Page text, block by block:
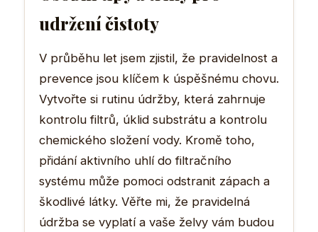
udržení čistoty
V průběhu let jsem zjistil, že pravidelnost a
prevence jsou klíčem k úspěšnému chovu.
Vytvořte si rutinu údržby, která zahrnuje
kontrolu filtrů, úklid substrátu a kontrolu
chemického složení vody. Kromě toho,
přidání aktivního uhlí do filtračního
systému může pomoci odstranit zápach a
škodlivé látky. Věřte mi, že pravidelná
údržba se vyplatí a vaše želvy vám budou